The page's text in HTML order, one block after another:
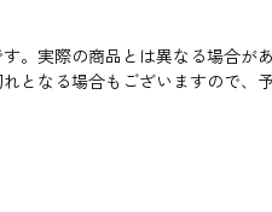
。実際の商品とは異なる場合があ
となる場合もございますので、